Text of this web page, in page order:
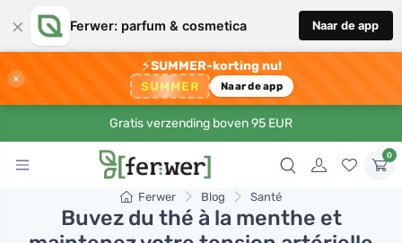
× Ferwer: parfum & cosmetica Naar de app
×
⚡SUMMER-korting nu!
SUMMER Naar de app
Gratis verzending boven 95 EUR
0
Ferwer Blog Santé
Buvez du thé à la menthe et